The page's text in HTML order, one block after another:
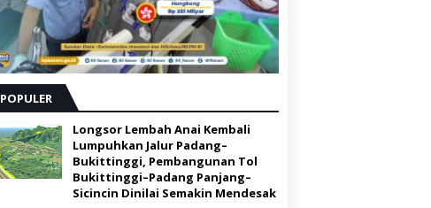
POPULER
Longsor Lembah Anai Kembali
Lumpuhkan Jalur Padang–
Bukittinggi, Pembangunan Tol
Bukittinggi–Padang Panjang–
Sicincin Dinilai Semakin Mendesak